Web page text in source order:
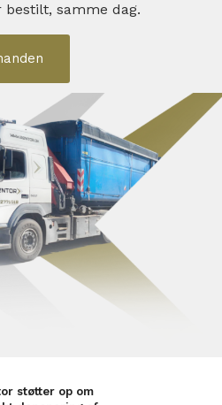
samme dag.
støtter op om